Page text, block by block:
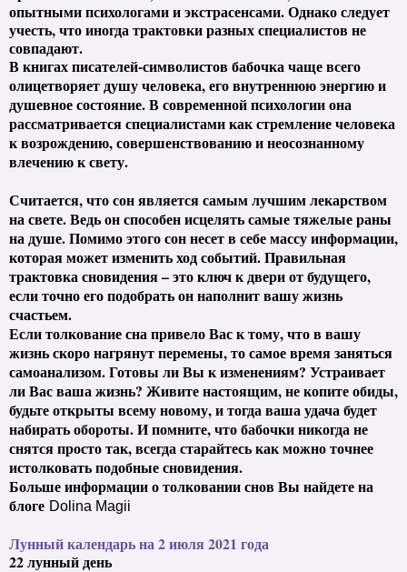
опытными психологами и экстрасенсами. Однако следует
учесть, что иногда трактовки разных специалистов не
совпадают.
В книгах писателей-символистов бабочка чаще всего
олицетворяет душу человека, его внутреннюю энергию и
душевное состояние. В современной психологии она
рассматривается специалистами как стремление человека
к возрождению, совершенствованию и неосознанному
влечению к свету.
Считается, что сон является самым лучшим лекарством
на свете. Ведь он способен исцелять самые тяжелые раны
на душе. Помимо этого сон несет в себе массу информации,
которая может изменить ход событий. Правильная
трактовка сновидения – это ключ к двери от будущего,
если точно его подобрать он наполнит вашу жизнь
счастьем.
Если толкование сна привело Вас к тому, что в вашу
жизнь скоро нагрянут перемены, то самое время заняться
самоанализом. Готовы ли Вы к изменениям? Устраивает
ли Вас ваша жизнь? Живите настоящим, не копите обиды,
будьте открыты всему новому, и тогда ваша удача будет
набирать обороты. И помните, что бабочки никогда не
снятся просто так, всегда старайтесь как можно точнее
истолковать подобные сновидения.
Больше информации о толковании снов Вы найдете на
блоге Dolina Magii
Лунный календарь на 2 июля 2021 года
22 лунный день